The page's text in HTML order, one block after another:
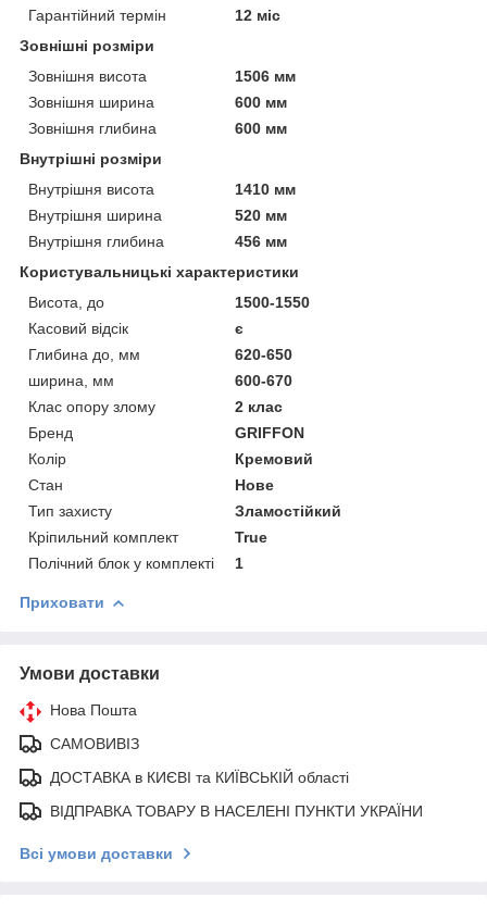
Гарантійний термін
12 міс
Зовнішні розміри
Зовнішня висота
1506 мм
Зовнішня ширина
600 мм
Зовнішня глибина
600 мм
Внутрішні розміри
Внутрішня висота
1410 мм
Внутрішня ширина
520 мм
Внутрішня глибина
456 мм
Користувальницькі характеристики
Висота, до
1500-1550
Касовий відсік
є
Глибина до, мм
620-650
ширина, мм
600-670
Клас опору злому
2 клас
Бренд
GRIFFON
Колір
Кремовий
Стан
Нове
Тип захисту
Зламостійкий
Кріпильний комплект
True
Полічний блок у комплекті
1
Приховати
Умови доставки
Нова Пошта
САМОВИВІЗ
ДОСТАВКА в КИЄВІ та КИЇВСЬКІЙ області
ВІДПРАВКА ТОВАРУ В НАСЕЛЕНІ ПУНКТИ УКРАЇНИ
Всі умови доставки